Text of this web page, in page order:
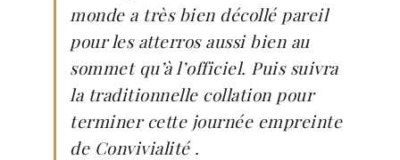
monde a très bien décollé pareil
pour les atterros aussi bien au
sommet qu’à l’officiel. Puis suivra
la traditionnelle collation pour
terminer cette journée empreinte
de Convivialité .